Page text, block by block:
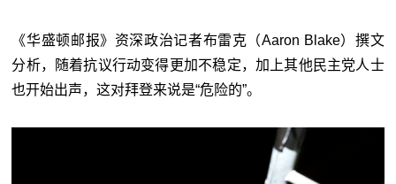
《华盛顿邮报》资深政治记者布雷克（Aaron Blake）撰文
分析，随着抗议行动变得更加不稳定，加上其他民主党人士
也开始出声，这对拜登来说是“危险的”。